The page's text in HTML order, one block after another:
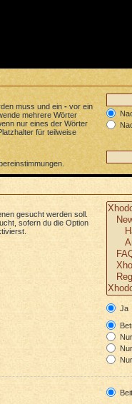
muss und ein- vor ein
mehrere Wörter
nur eines der Wörter
für teilweise
gesucht werden soll.
sofern du die Option
Ja